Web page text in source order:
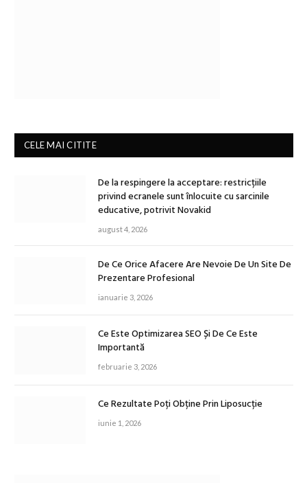
CELE MAI CITITE
De la respingere la acceptare: restricțiile
privind ecranele sunt înlocuite cu sarcinile
educative, potrivit Novakid
august 4, 2026
De Ce Orice Afacere Are Nevoie De Un Site De
Prezentare Profesional
ianuarie 3, 2026
Ce Este Optimizarea SEO Și De Ce Este
Importantă
februarie 3, 2026
Ce Rezultate Poți Obține Prin Liposucție
iunie 1, 2026